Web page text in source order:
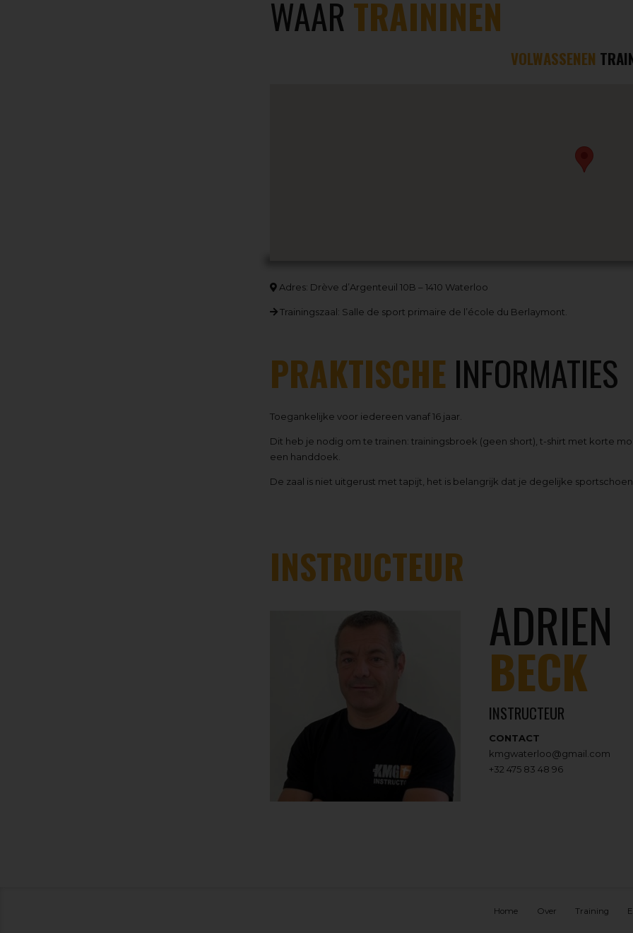
WAARTRAININEN
VOLWASSENEN
Adres: Drève d’Argenteuil 10B – 1410 Waterloo
Trainingszaal: Salle de sport primaire de l’école du Berlaymont.
PRAKTISCHE INFORMATIES
Toegankelijke voor iedereen vanaf 16 jaar.
Dit heb je nodig om te trainen: trainingsbroek (geen short), t-shirt met korte
een handdoek.
De zaal is niet uitgerust met tapijt, het is belangrijk dat je degelijke
INSTRUCTEUR
ADRIEN
BECK
INSTRUCTEUR
CONTACT
kmgwaterloo@gmail.com
+32 475 83 48 96
Home Over Training